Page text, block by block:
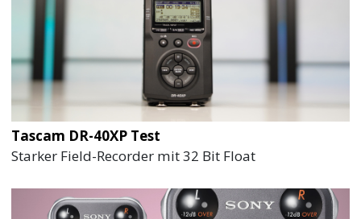
Tascam DR-40XP Test
Starker Field-Recorder mit 32 Bit Float